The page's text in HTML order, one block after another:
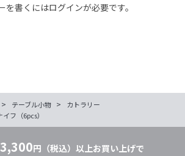
を書くにはログインが必要です。
> テーブル小物 > カトラリー
フ（6pcs）
3,300円（税込）以上お買い上げで